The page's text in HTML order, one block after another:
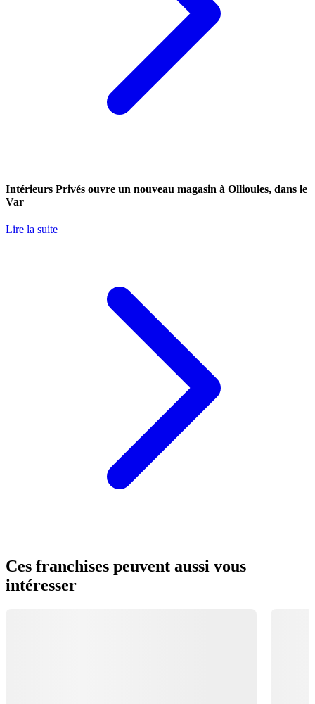
Intérieurs Privés ouvre un nouveau magasin à Ollioules, dans le
Var
Lire la suite
Ces franchises peuvent aussi vous
intéresser